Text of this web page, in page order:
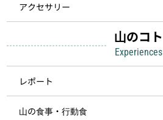
アクセサリー
山のコト
Experiences
レポート
山の食事・行動食